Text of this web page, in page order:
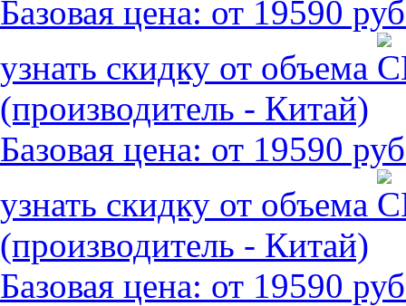
Базовая цена: от 19590
узнать скидку от объема
(производитель - Китай)
Базовая цена: от 19590
узнать скидку от объема
(производитель - Китай)
Базовая цена: от 19590